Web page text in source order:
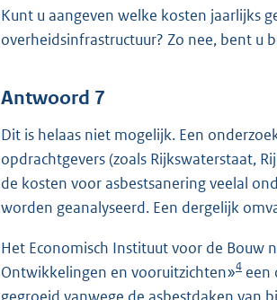
Kunt u aangeven welke kosten jaarlijks
overheidsinfrastructuur? Zo nee, bent u
Antwoord 7
Dit is helaas niet mogelijk. Een
opdrachtgevers (zoals Rijkswaterstaat,
de kosten voor asbestsanering veelal
worden geanalyseerd. Een dergelijk
Het Economisch Instituut voor de
Ontwikkelingen en vooruitzichten»4 een